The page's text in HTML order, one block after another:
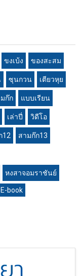
ขงเบ้ง ของสะสม
ซุนกวน เตียวหุย
ก๊ก แบบเรียน
เล่าปี่ วิดีโอ
12 สามก๊ก13
หงสาจอมราชันย์
E-book